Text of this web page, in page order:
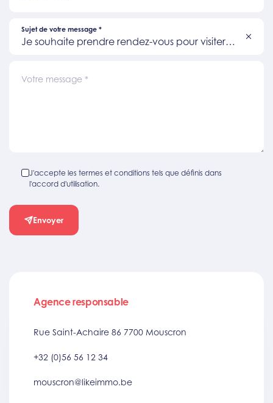
Sujet de votre message *
Je souhaite prendre rendez-vous pour visiter
Votre message *
J'accepte les termes et conditions tels que définis dans
l'accord d'utilisation.
Envoyer
Agence responsable
Rue Saint-Achaire 86 7700 Mouscron
+32 (0)56 56 12 34
mouscron@likeimmo.be